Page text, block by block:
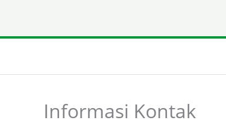
Informasi Kontak